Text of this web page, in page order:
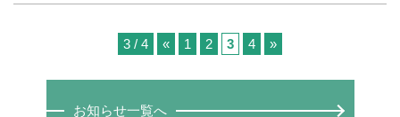
3 / 4 « 1 2 3 4 »
お知らせ一覧へ